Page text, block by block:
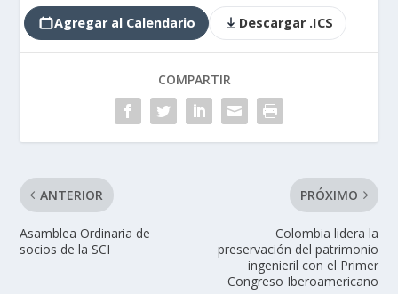
Agregar al Calendario Descargar .ICS
COMPARTIR
ANTERIOR
Asamblea Ordinaria de
socios de la SCI
PRÓXIMO
Colombia lidera la
preservación del patrimonio
ingenieril con el Primer
Congreso Iberoamericano